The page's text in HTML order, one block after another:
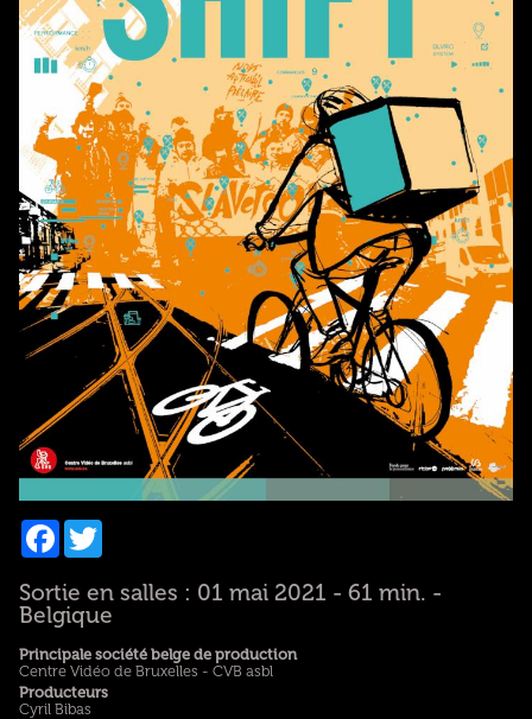
Facebook
Twitter
Sortie en salles : 01 mai 2021 - 61 min. -
Belgique
Principale société belge de production
Centre Vidéo de Bruxelles - CVB asbl
Producteurs
Cyril Bibas